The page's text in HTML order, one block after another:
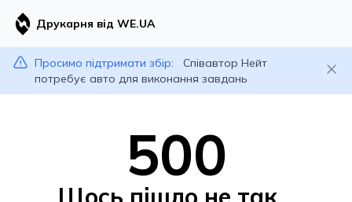
Друкарня від WE.UA
Просимо підтримати збір:
Співавтор Нейт
потребує авто для виконання завдань
500